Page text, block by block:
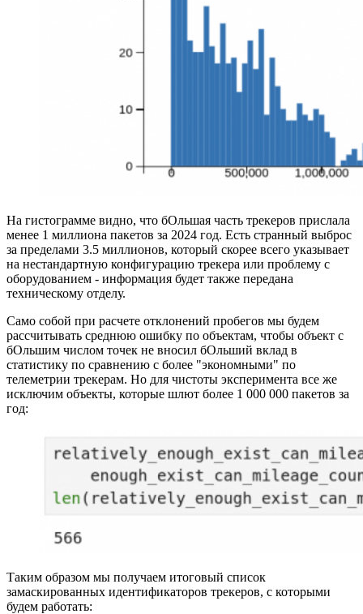
На гистограмме видно, что бОльшая часть трекеров прислала
менее 1 миллиона пакетов за 2024 год. Есть странный выброс
за пределами 3.5 миллионов, который скорее всего указывает
на нестандартную конфигурацию трекера или проблему с
оборудованием - информация будет также передана
техническому отделу.
Само собой при расчете отклонений пробегов мы будем
рассчитывать среднюю ошибку по объектам, чтобы объект с
бОльшим числом точек не вносил бОльший вклад в
статистику по сравнению с более "экономными" по
телеметрии трекерам. Но для чистоты эксперимента все же
исключим объекты, которые шлют более 1 000 000 пакетов за
год:
Таким образом мы получаем итоговый список
замаскированных идентификаторов трекеров, с которыми
будем работать: